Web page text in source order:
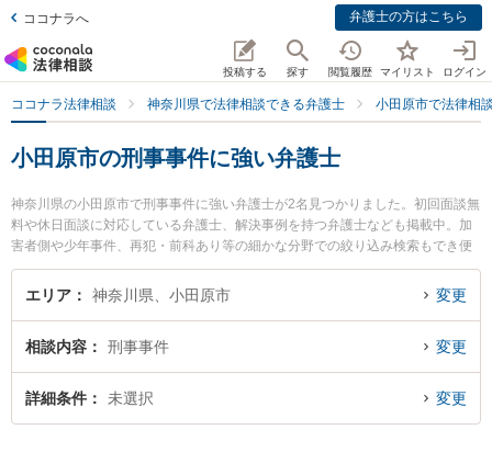
ココナラへ 弁護士の方はこちら
投稿する 探す 閲覧履歴 マイリスト ログイン
ココナラ法律相談 神奈川県で法律相談できる弁護士 小田原市で法律相
小田原市の刑事事件に強い弁護士
神奈川県の小田原市で刑事事件に強い弁護士が2名見つかりました。初回面談無
料や休日面談に対応している弁護士、解決事例を持つ弁護士なども掲載中。加
害者側や少年事件、再犯・前科あり等の細かな分野での絞り込み検索もでき便
利です。特に望月法律事務所の望月 孝礼弁護士やベリーベスト法律事務所 小田
原オフィスの安藤 良弁護士のプロフィール情報や弁護士費用、強みなどが注目
士を検索したい』『初回相談無料で刑事事件を法律相談できる小田原市内の弁
護士に相談予約したい』などでお困りの相談者さんにおすすめです。
エリア 神奈川県、小田原市 変更
相談内容 刑事事件 変更
詳細条件 未選択 変更